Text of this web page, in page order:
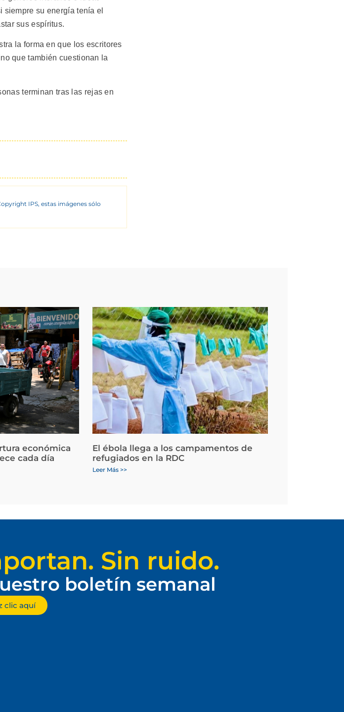
su energía tenía el
sus espíritus.
la forma en que los escritores
que también cuestionan la
terminan tras las rejas en
IPS, estas imágenes sólo
económica
cada día
El ébola llega a los campamentos de
refugiados en la RDC
Leer Más >>
Sin ruido.
boletín semanal
clic aquí